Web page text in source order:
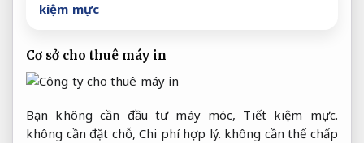
kiệm mực
Cơ sở cho thuê máy in
Bạn không cần đầu tư máy móc, Tiết kiệm mực.
không cần đặt chỗ,Chi phí hợp lý. không cần thế chấp